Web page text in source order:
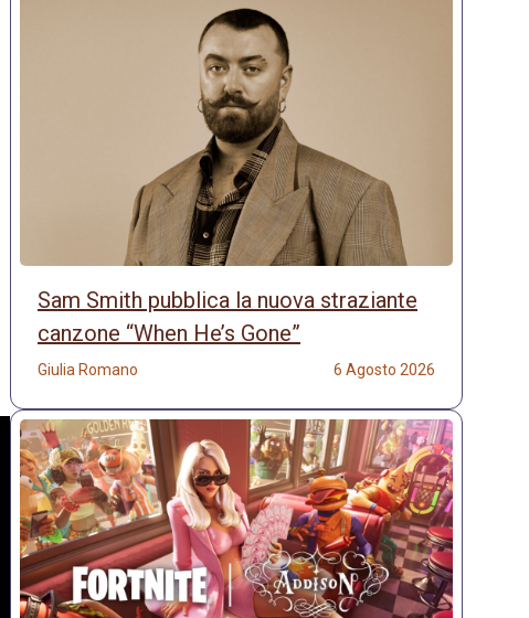
Sam Smith pubblica la nuova straziante
canzone “When He’s Gone”
Giulia Romano 6 Agosto 2026